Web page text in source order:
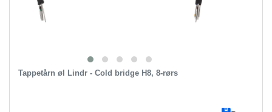
Tappetårn øl Lindr - Cold bridge H8, 8-rørs